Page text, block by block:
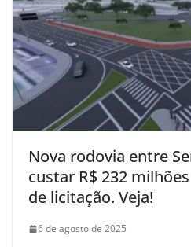
Nova rodovia entre
custar R$ 232
de licitação. Veja!
6 de agosto de 2025